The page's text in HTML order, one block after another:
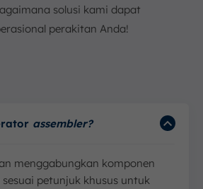
solusi kami dapat
perakitan Anda!
assembler?
menggabungkan komponen
petunjuk khusus untuk